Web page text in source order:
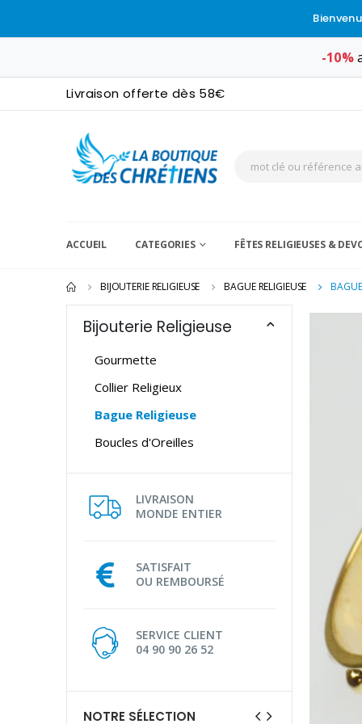
-10%
Livraison offerte dès 58€
ACCUEIL CATEGORIES FÊTES RELIGIEUSES &
BIJOUTERIE RELIGIEUSE BAGUE RELIGIEUSE
Bijouterie Religieuse
Gourmette
Collier Religieux
Bague Religieuse
Boucles d'Oreilles
LIVRAISON
MONDE ENTIER
SATISFAIT
OU REMBOURSÉ
SERVICE CLIENT
04 90 90 26 52
NOTRE SÉLECTION